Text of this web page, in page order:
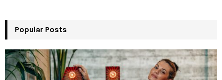
Popular Posts